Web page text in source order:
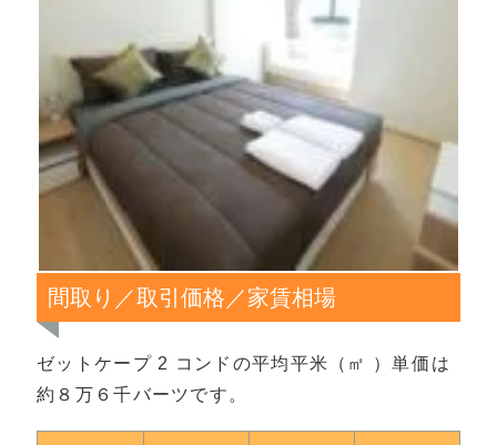
間取り／取引価格／家賃相場
ゼットケープ 2 コンドの平均平米（㎡ ）単価は
約８万６千バーツです。